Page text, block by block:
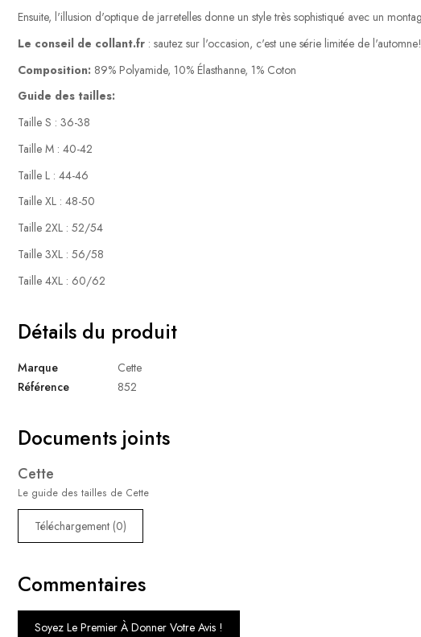
Ensuite, l'illusion d'optique de jarretelles donne un style très sophistiqué avec un
Le conseil de collant.fr : sautez sur l'occasion, c'est une série limitée de l'automne!
Composition: 89% Polyamide, 10% Élasthanne, 1% Coton
Guide des tailles:
Taille S : 36-38
Taille M : 40-42
Taille L : 44-46
Taille XL : 48-50
Taille 2XL : 52/54
Taille 3XL : 56/58
Taille 4XL : 60/62
Détails du produit
Marque
Cette
Référence
852
Documents joints
Cette
Le guide des tailles de Cette
Téléchargement (0)
Commentaires
Soyez Le Premier À Donner Votre Avis !